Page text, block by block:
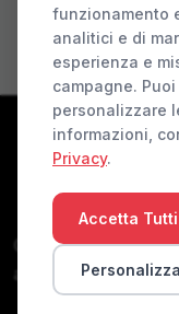
Concessionaria di
affidabilità e
funzionamento
analitici e di
esperienza e
campagne.
personalizzare
informazioni,
Privacy.
Accetta Tutti
Personalizza